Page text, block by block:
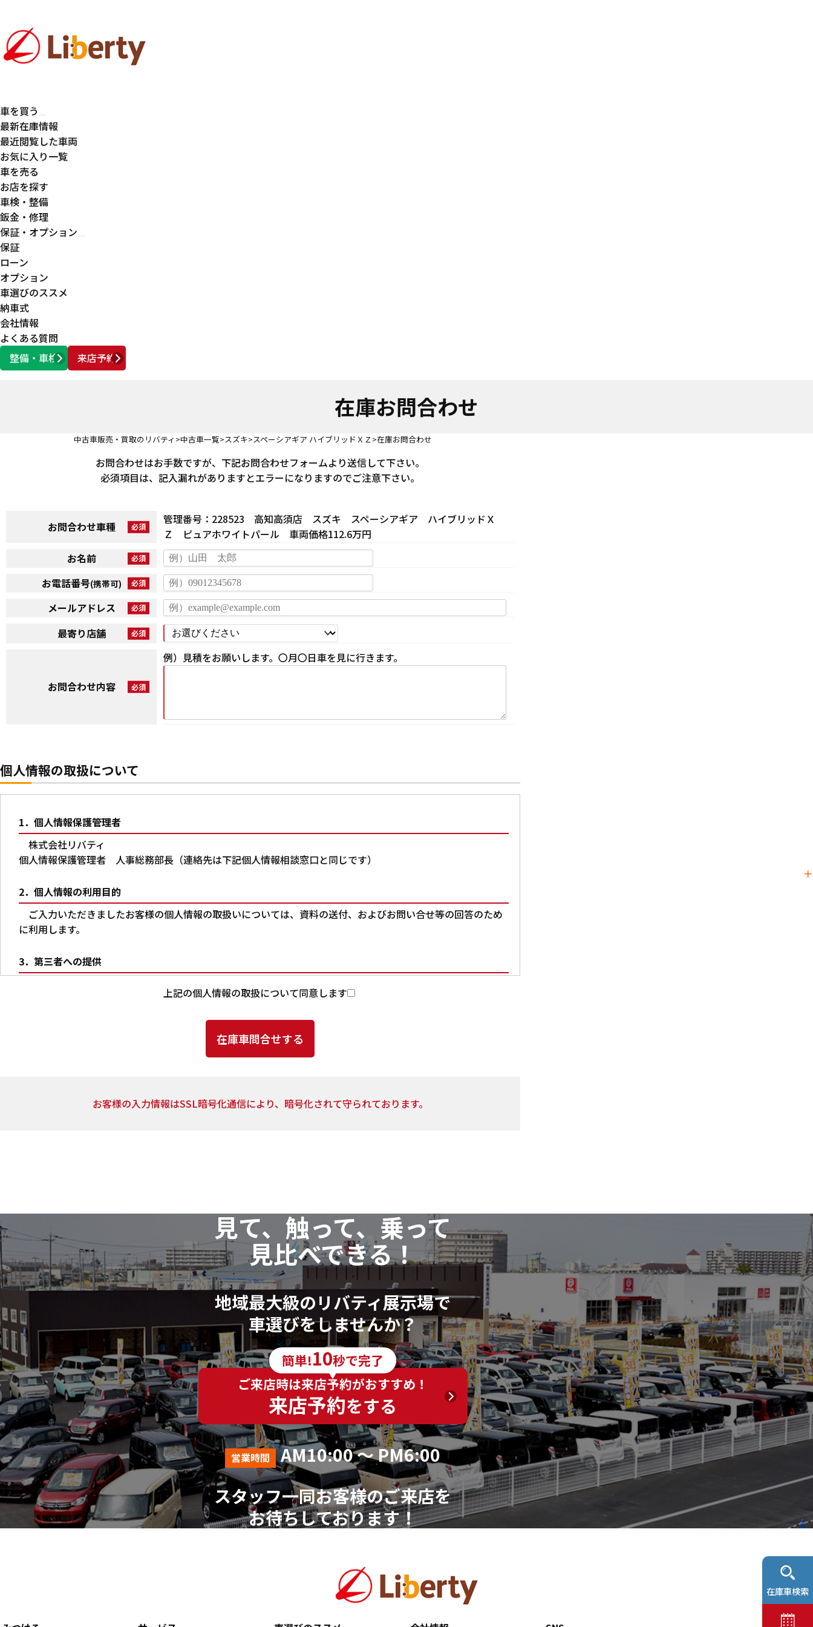
車を買う
最新在庫情報
最近閲覧した車両
お気に入り一覧
車を売る
お店を探す
車検・整備
鈑金・修理
保証・オプション
保証
ローン
オプション
車選びのススメ
納車式
会社情報
よくある質問
整備・車検
来店予約
営業時間 AM10:00 ～ PM6:00
在庫お問合わせ
中古車販売・買取のリバティ 中古車一覧 スズキ スペーシアギア ハイブリッドＸＺ 在庫お問合わせ
お問合わせはお手数ですが、下記お問合わせフォームより送信して下さい。
必須項目は、記入漏れがありますとエラーになりますのでご注意下さい。
お問合わせ車種
管理番号：228523 高知高須店 スズキ スペーシアギア ハイブリッドＸ
Ｚ ピュアホワイトパール 車両価格112.6万円
お名前
お電話番号(携帯可)
メールアドレス
最寄り店舗
お問合わせ内容
例）見積をお願いします。〇月〇日車を見に行きます。
個人情報の取扱について
1．個人情報保護管理者
株式会社リバティ
個人情報保護管理者 人事総務部長（連絡先は下記個人情報相談窓口と同じです）
2．個人情報の利用目的
ご入力いただきましたお客様の個人情報の取扱いについては、資料の送付、およびお問い合せ等の回答のため
に利用します。
3．第三者への提供
上記2.の利用目的の達成に必要な範囲内において、ご提供頂いた個人情報の取扱いを委託する場合があります。
ご入力は任意ですが、ご入力いただけない項目やご入力いただいた個人情報に漏れや誤りがあった場合、資料
請求およびお問合せに対する回答が出来ない場合がございます。
7．その他
本人が容易に認識できない方法による個人情報の取得は行っておりません。
個人情報に関する相談窓口
株式会社リバティ 個人情報相談窓口(人事総務部)
〒612-8246 京都府京都市伏見区横大路芝生30番地8
（平日AM10:00～PM18:00 ※土、日、祝、年末年始を除く）
上記の個人情報の取扱について同意します
お客様の入力情報はSSL暗号化通信により、暗号化されて守られております。
在庫車検索
見て、触って、乗って
見比べできる！
地域最大級のリバティ展示場で
車選びをしませんか？
簡単!10秒で完了
ご来店時は来店予約がおすすめ！
来店予約をする
営業時間
AM10:00 ～ PM6:00
スタッフ一同お客様のご来店を
お待ちしております！